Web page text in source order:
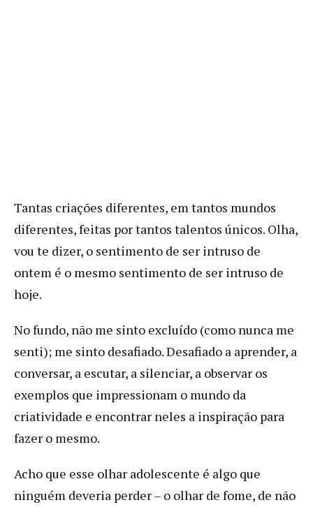
Tantas criações diferentes, em tantos mundos
diferentes, feitas por tantos talentos únicos. Olha,
vou te dizer, o sentimento de ser intruso de
ontem é o mesmo sentimento de ser intruso de
hoje.
No fundo, não me sinto excluído (como nunca me
senti); me sinto desafiado. Desafiado a aprender, a
conversar, a escutar, a silenciar, a observar os
exemplos que impressionam o mundo da
criatividade e encontrar neles a inspiração para
fazer o mesmo.
Acho que esse olhar adolescente é algo que
ninguém deveria perder – o olhar de fome, de não